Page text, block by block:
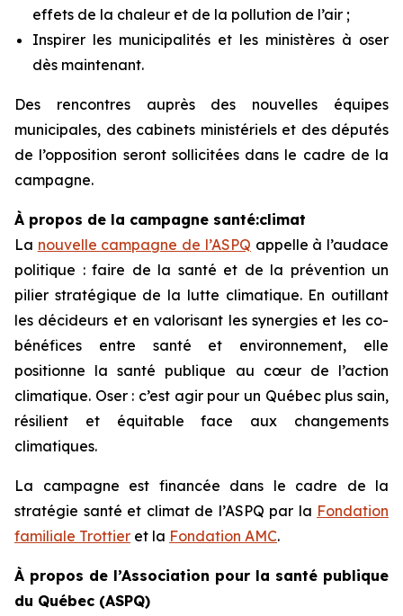
effets de la chaleur et de la pollution de l’air ;
Inspirer les municipalités et les ministères à oser
dès maintenant.
Des rencontres auprès des nouvelles équipes
municipales, des cabinets ministériels et des députés
de l’opposition seront sollicitées dans le cadre de la
campagne.
À propos de la campagne santé:climat
La nouvelle campagne de l’ASPQ appelle à l’audace
politique : faire de la santé et de la prévention un
pilier stratégique de la lutte climatique. En outillant
les décideurs et en valorisant les synergies et les co-
bénéfices entre santé et environnement, elle
positionne la santé publique au cœur de l’action
climatique. Oser : c’est agir pour un Québec plus sain,
résilient et équitable face aux changements
climatiques.
La campagne est financée dans le cadre de la
stratégie santé et climat de l’ASPQ par la Fondation
familiale Trottier et la Fondation AMC.
À propos de l’Association pour la santé publique
du Québec (ASPQ)